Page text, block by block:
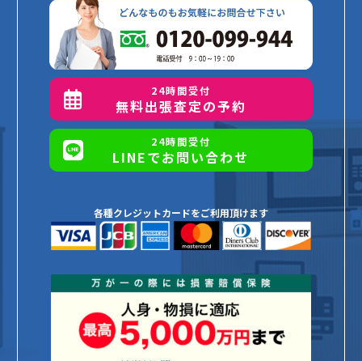
24時間受付
無料出張査定の予約
24時間受付
LINEでお問い合わせ
各種クレジットカードをご利用頂けます